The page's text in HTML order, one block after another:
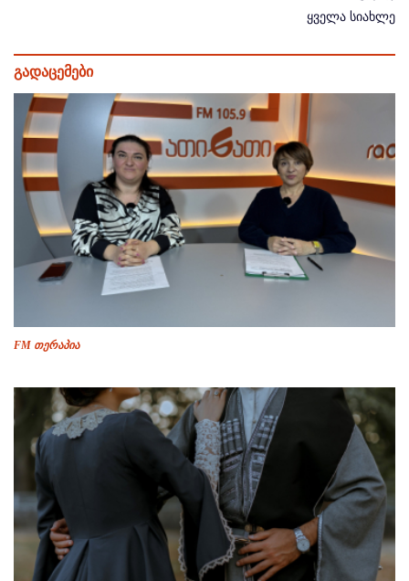
ყველა სიახლე
გადაცემები
FM თერაპია